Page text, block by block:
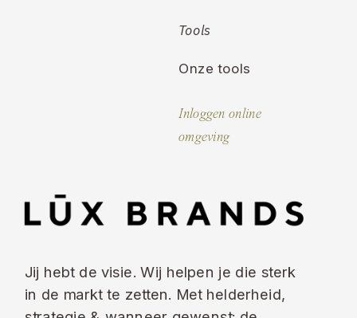
Jij hebt de visie. Wij helpen je die sterk
in de markt te zetten. Met helderheid,
Tools
Onze tools
Inloggen online
omgeving